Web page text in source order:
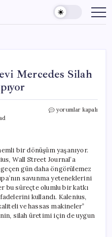
Mercedes Silah
Alman
Üretimine
Geçiş
Yapıyor
için
yorumlar kapalı
bir dönüşüm yaşanıyor.
Wall Street Journal’a
gün daha öngörülemez
savunma yeteneklerini
bu süreçte olumlu bir katkı
kullandı. Kalenius,
ve hassas makineler”
silah üretimi için de uygun